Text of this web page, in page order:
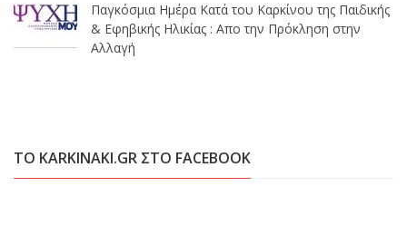
Παγκόσμια Ημέρα Κατά του Καρκίνου της Παιδικής
& Εφηβικής Ηλικίας : Απο την Πρόκληση στην
Αλλαγή
ΤΟ KARKINAKI.GR ΣΤΟ FACEBOOK